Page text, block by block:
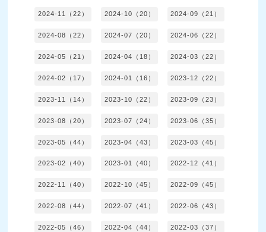
2024-11（22） 2024-10（20） 2024-09（21）
2024-08（22） 2024-07（20） 2024-06（22）
2024-05（21） 2024-04（18） 2024-03（22）
2024-02（17） 2024-01（16） 2023-12（22）
2023-11（14） 2023-10（22） 2023-09（23）
2023-08（20） 2023-07（24） 2023-06（35）
2023-05（44） 2023-04（43） 2023-03（45）
2023-02（40） 2023-01（40） 2022-12（41）
2022-11（40） 2022-10（45） 2022-09（45）
2022-08（44） 2022-07（41） 2022-06（43）
2022-05（46） 2022-04（44） 2022-03（37）